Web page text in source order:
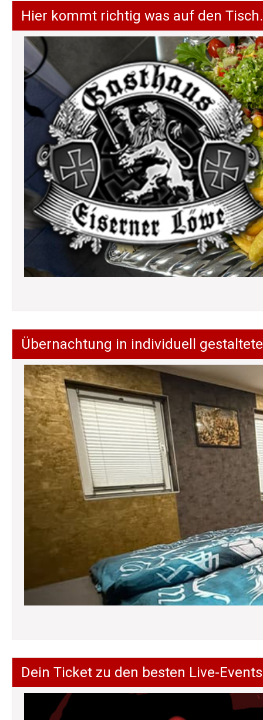
Hier kommt richtig was auf den Tisch.
Übernachtung in individuell
Dein Ticket zu den besten Live-Events